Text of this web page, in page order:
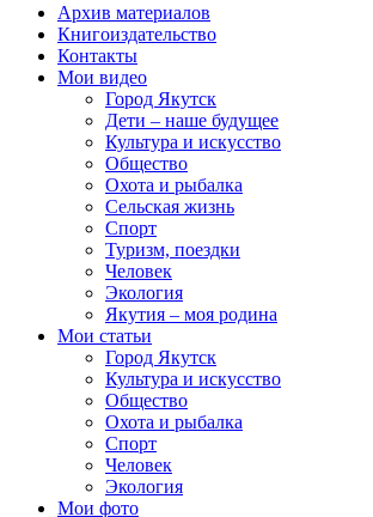
Архив материалов
Книгоиздательство
Контакты
Мои видео
Город Якутск
Дети – наше будущее
Культура и искусство
Общество
Охота и рыбалка
Сельская жизнь
Спорт
Туризм, поездки
Человек
Экология
Якутия – моя родина
Мои статьи
Город Якутск
Культура и искусство
Общество
Охота и рыбалка
Спорт
Человек
Экология
Мои фото